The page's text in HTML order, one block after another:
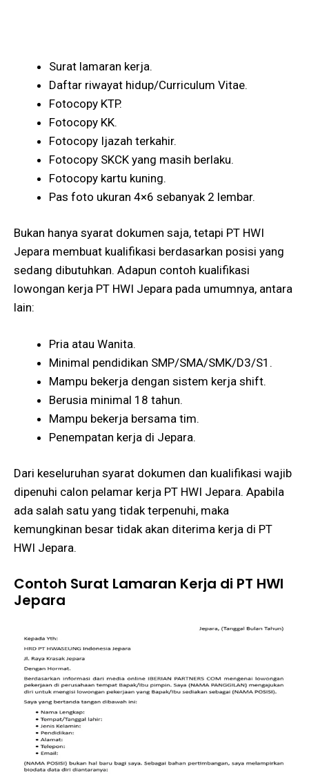
Surat lamaran kerja.
Daftar riwayat hidup/Curriculum Vitae.
Fotocopy KTP.
Fotocopy KK.
Fotocopy Ijazah terkahir.
Fotocopy SKCK yang masih berlaku.
Fotocopy kartu kuning.
Pas foto ukuran 4×6 sebanyak 2 lembar.
Bukan hanya syarat dokumen saja, tetapi PT HWI
Jepara membuat kualifikasi berdasarkan posisi yang
sedang dibutuhkan. Adapun contoh kualifikasi
lowongan kerja PT HWI Jepara pada umumnya, antara
lain:
Pria atau Wanita.
Minimal pendidikan SMP/SMA/SMK/D3/S1.
Mampu bekerja dengan sistem kerja shift.
Berusia minimal 18 tahun.
Mampu bekerja bersama tim.
Penempatan kerja di Jepara.
Dari keseluruhan syarat dokumen dan kualifikasi wajib
dipenuhi calon pelamar kerja PT HWI Jepara. Apabila
ada salah satu yang tidak terpenuhi, maka
kemungkinan besar tidak akan diterima kerja di PT
HWI Jepara.
Contoh Surat Lamaran Kerja di PT HWI
Jepara